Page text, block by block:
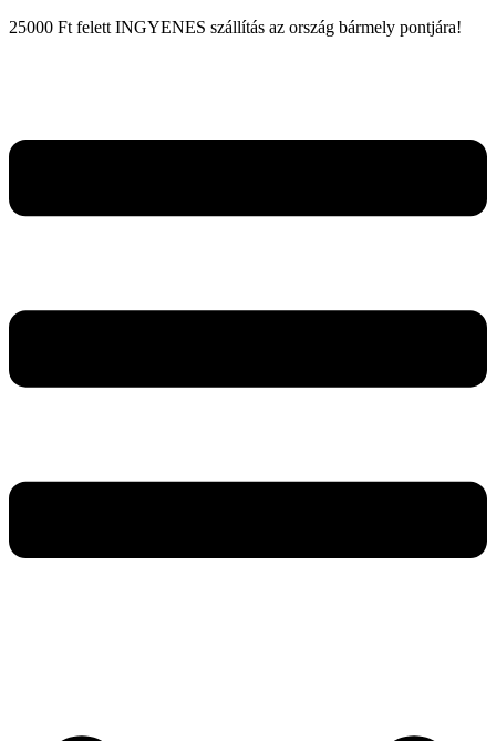
25000 Ft felett INGYENES szállítás az ország bármely pontjára!